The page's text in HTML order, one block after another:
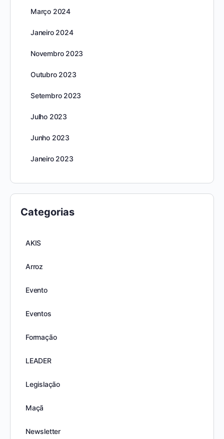
Março 2024
Janeiro 2024
Novembro 2023
Outubro 2023
Setembro 2023
Julho 2023
Junho 2023
Janeiro 2023
Categorias
AKIS
Arroz
Evento
Eventos
Formação
LEADER
Legislação
Maçã
Newsletter